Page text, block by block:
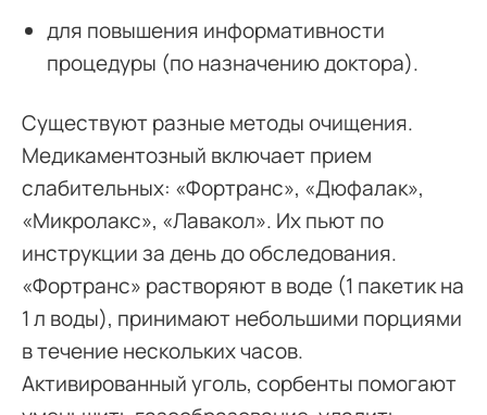
для повышения информативности
процедуры (по назначению доктора).
Существуют разные методы очищения.
Медикаментозный включает прием
слабительных: «Фортранс», «Дюфалак»,
«Микролакс», «Лавакол». Их пьют по
инструкции за день до обследования.
«Фортранс» растворяют в воде (1 пакетик на
1 л воды), принимают небольшими порциями
в течение нескольких часов.
Активированный уголь, сорбенты помогают